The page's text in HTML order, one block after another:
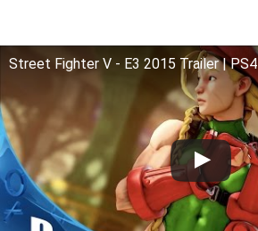
Street Fighter V - E3 2015 Trailer | PS4